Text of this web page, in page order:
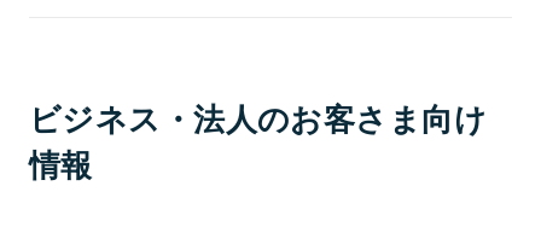
ビジネス・法人のお客さま向け
情報